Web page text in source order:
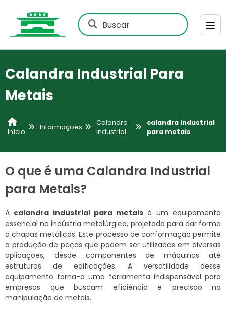
Buscar
Calandra Industrial Para
Metais
Início
Informações
Calandra
industrial
calandra industrial
para metais
O que é uma Calandra Industrial
para Metais?
A calandra industrial para metais é um equipamento
essencial na indústria metalúrgica, projetado para dar forma
a chapas metálicas. Este processo de conformação permite
a produção de peças que podem ser utilizadas em diversas
aplicações, desde componentes de máquinas até
estruturas de edificações. A versatilidade desse
equipamento torna-o uma ferramenta indispensável para
empresas que buscam eficiência e precisão na
manipulação de metais.